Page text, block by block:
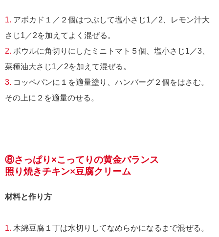
1. アボカド１／２個はつぶして塩小さじ1／2、レモン汁大
さじ1／2を加えてよく混ぜる。
2. ボウルに角切りにしたミニトマト５個、塩小さじ1／3、
菜種油大さじ1／2を加えて混ぜる。
3. コッペパンに１を適量塗り、ハンバーグ２個をはさむ。
その上に２を適量のせる。
⑧さっぱり×こってりの黄金バランス
照り焼きチキン×豆腐クリーム
材料と作り方
1. 木綿豆腐１丁は水切りしてなめらかになるまで混ぜる。